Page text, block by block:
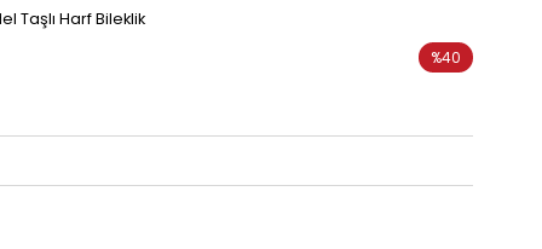
Taşlı Harf Bileklik
%40